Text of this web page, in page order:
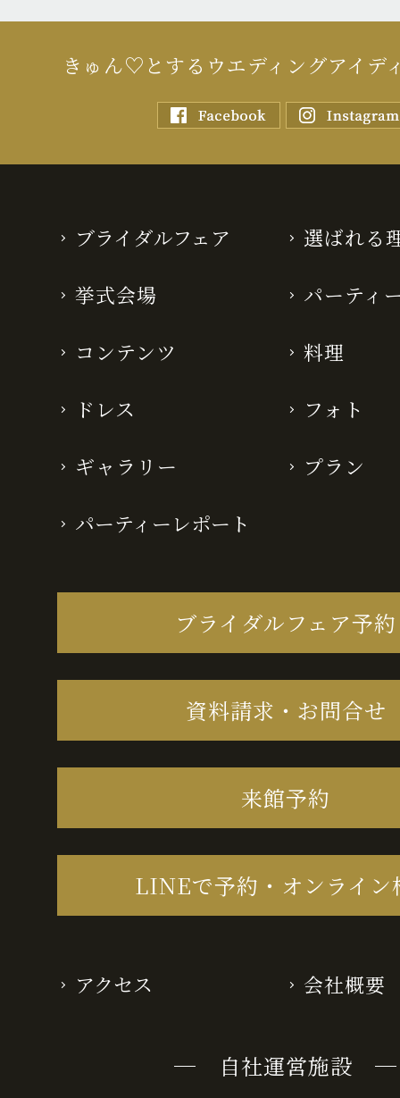
きゅん♡とするウエディングアイデ
ブライダルフェア 選ばれる
挙式会場 パーティ
コンテンツ 料理
ドレス フォト
ギャラリー プラン
パーティーレポート
ブライダルフェア予約
資料請求・お問合せ
来館予約
LINEで予約・オンライン
アクセス 会社概要
─ 自社運営施設 ─